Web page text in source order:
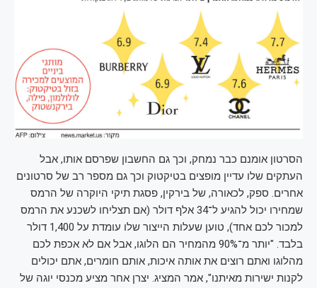
הסרטון אומנם כבר נמחק, וכך גם החשבון שפרסם אותו, אבל
העתקים שלו עדיין מופצים בטיקטוק וכך גם מספר רב של סרטונים
אחרים. ספק, לכאורה, של בירקין, פסגת תיקי היוקרה של הרמס
שמחירו יכול להגיע ל־34 אלף דולר (אם תצליחו לשכנע את הרמס
למכור לכם אחד), טוען שעלות הייצור שלו עומדת על 1,400 דולר
בלבד. "יותר מ־90% מהמחיר הם הלוגו, אבל אם לא אכפת לכם
מהלוגו ואתם רוצים את אותה איכות, אותם חומרים, אתם יכולים
לקנות ישירות מאיתנו", אמר המציג. יצרן אחר מציע מכנסי יוגה של